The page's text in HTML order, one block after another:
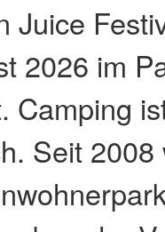
Juice
2026 im
Camping
Seit